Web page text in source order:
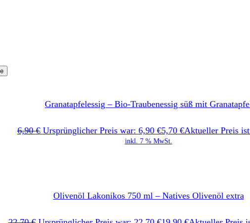
Granatapfelessig – Bio-Traubenessig süß mit
6,90€ Ursprünglicher Preis war: 6,90 €5,70 €Aktueller Preis
inkl. 7 % MwSt.
Olivenöl Lakonikos 750 ml – Natives Olivenöl extra